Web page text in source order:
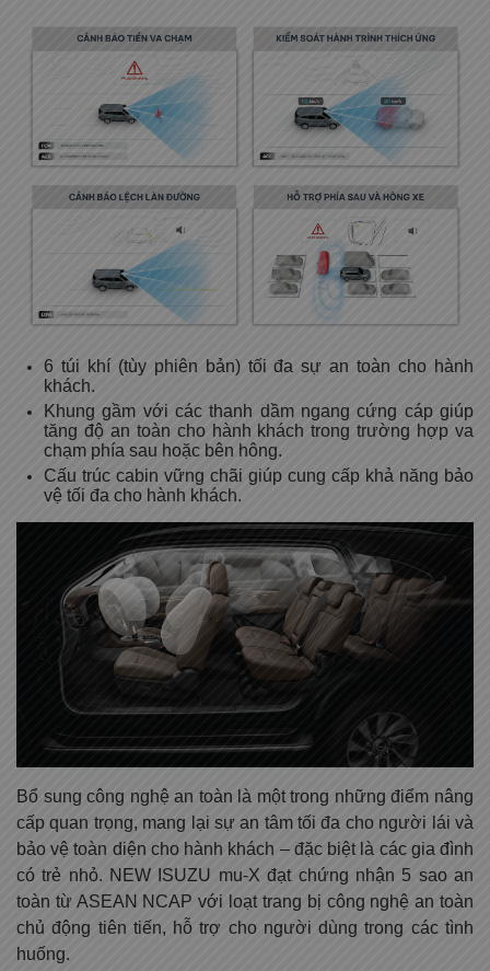
6 túi khí (tùy phiên bản) tối đa sự an toàn cho hành
khách.
Khung gầm với các thanh dầm ngang cứng cáp giúp
tăng độ an toàn cho hành khách trong trường hợp va
chạm phía sau hoặc bên hông.
Cấu trúc cabin vững chãi giúp cung cấp khả năng bảo
vệ tối đa cho hành khách.
Bổ sung công nghệ an toàn là một trong những điểm nâng
cấp quan trọng, mang lại sự an tâm tối đa cho người lái và
bảo vệ toàn diện cho hành khách – đặc biệt là các gia đình
có trẻ nhỏ. NEW ISUZU mu-X đạt chứng nhận 5 sao an
toàn từ ASEAN NCAP với loạt trang bị công nghệ an toàn
chủ động tiên tiến, hỗ trợ cho người dùng trong các tình
huống.